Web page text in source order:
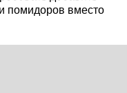
помидоров вместо